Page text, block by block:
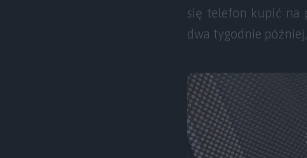
się telefon kupić na
dwa tygodnie